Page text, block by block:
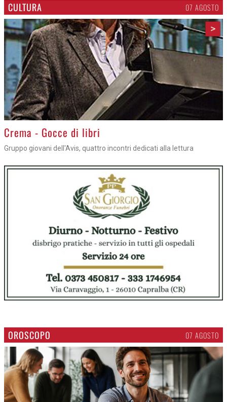
CULTURA 07 AGOSTO
>
Crema - Gocce di libri
Gruppo giovani dell'Avis, quattro incontri dedicati alla lettura
OROSCOPO 07 AGOSTO